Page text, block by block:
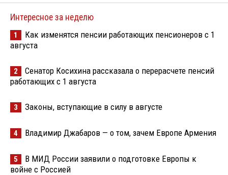
Интересное за неделю
1
Как изменятся пенсии работающих пенсионеров с 1
августа
2
Сенатор Косихина рассказала о перерасчете пенсий
работающих с 1 августа
3 Законы, вступающие в силу в августе
4 Владимир Джабаров — о том, зачем Европе Армения
5
В МИД России заявили о подготовке Европы к
войне с Россией